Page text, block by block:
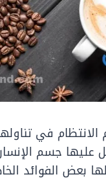
في
عليها جسم
بعض الفوائد